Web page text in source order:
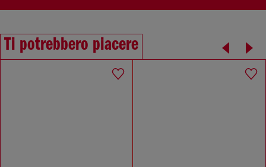
Ti potrebbero piacere